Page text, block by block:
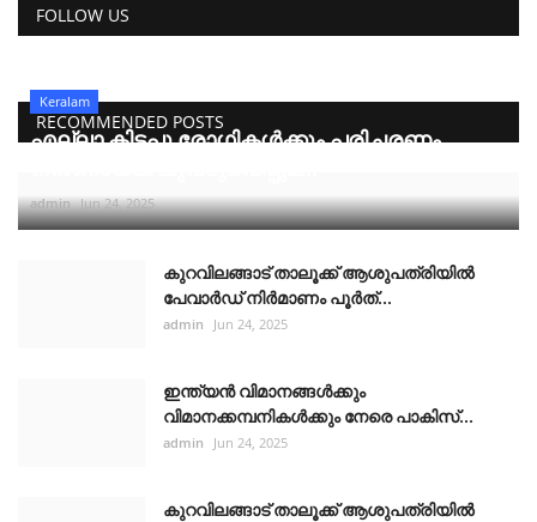
FOLLOW US
RECOMMENDED POSTS
Keralam
എല്ലാ കിടപ്പു രോഗികൾക്കും പരിചരണം
admin Jun 24, 2025
കുറവിലങ്ങാട് താലൂക്ക് ആശുപത്രിയിൽ
പേവാർഡ് നിർമാണം പൂർത്...
admin Jun 24, 2025
ഇന്ത്യൻ വിമാനങ്ങൾക്കും
വിമാനക്കമ്പനികൾക്കും നേരെ പാകിസ്...
admin Jun 24, 2025
കുറവിലങ്ങാട് താലൂക്ക് ആശുപത്രിയിൽ